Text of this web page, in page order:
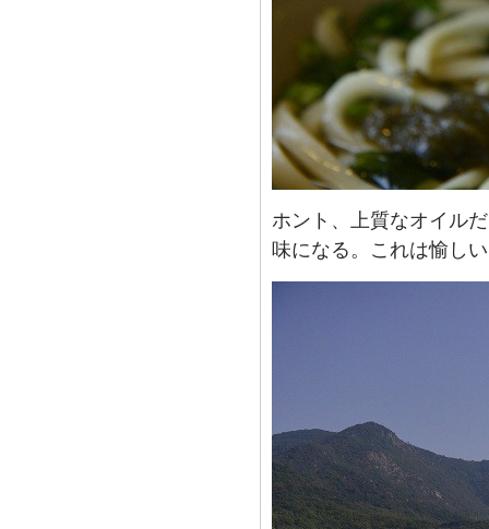
ホント、上質なオイル
味になる。これは愉し